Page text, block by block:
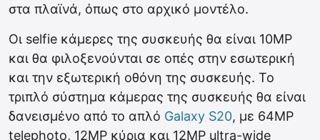
στα πλαϊνά, όπως στο αρχικό μοντέλο.
Οι selfie κάμερες της συσκευής θα είναι 10MP
και θα φιλοξενούνται σε οπές στην εσωτερική
και την εξωτερική οθόνη της συσκευής. Το
τριπλό σύστημα κάμερας της συσκευής θα είναι
δανεισμένο από το απλό Galaxy S20, με 64MP
telephoto, 12MP κύρια και 12MP ultra-wide